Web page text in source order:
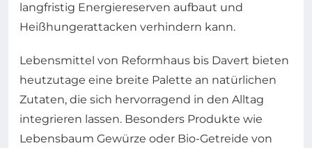
langfristig Energiereserven aufbaut und
Heißhungerattacken verhindern kann.
Lebensmittel von Reformhaus bis Davert bieten
heutzutage eine breite Palette an natürlichen
Zutaten, die sich hervorragend in den Alltag
integrieren lassen. Besonders Produkte wie
Lebensbaum Gewürze oder Bio-Getreide von